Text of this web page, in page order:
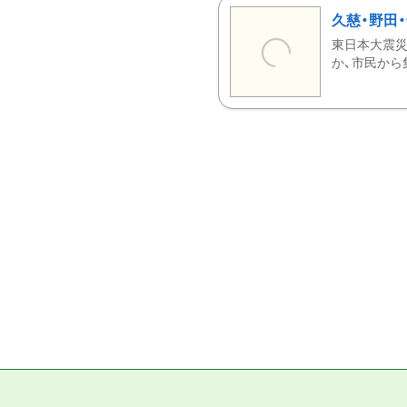
久慈・野田
東日本大震
か、市民から